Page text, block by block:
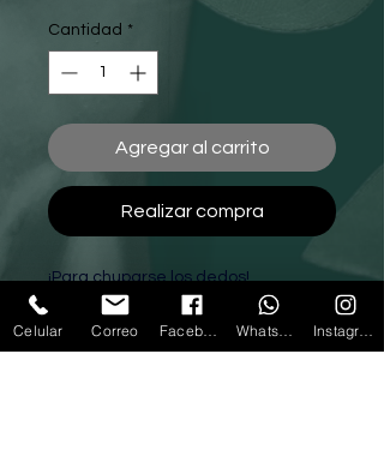
Cantidad *
Agregar al carrito
Realizar compra
¡Para chuparse los dedos!
Acompañadas con arepa,
puré de papa, picado de tomate y
aguacate.
Celular Correo